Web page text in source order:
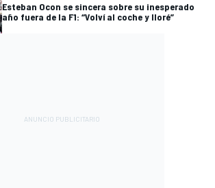
Esteban Ocon se sincera sobre su inesperado
año fuera de la F1: “Volví al coche y lloré”